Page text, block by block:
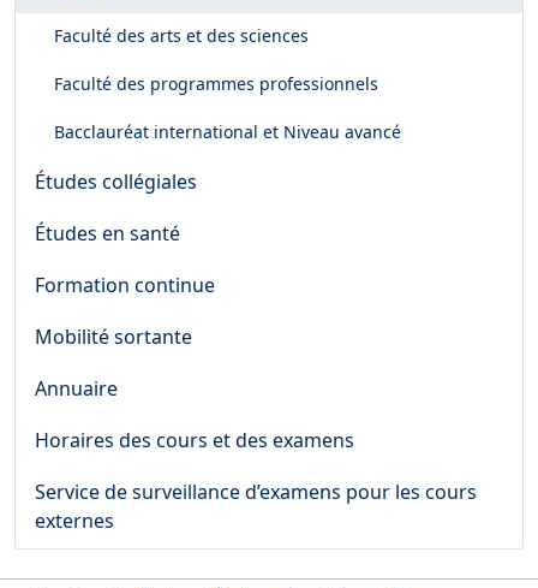
Faculté des arts et des sciences
Faculté des programmes professionnels
Bacclauréat international et Niveau avancé
Études collégiales
Études en santé
Formation continue
Mobilité sortante
Annuaire
Horaires des cours et des examens
Service de surveillance d’examens pour les cours
externes